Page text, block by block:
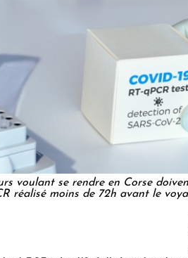
voulant se rendre en Corse
réalisé moins de 72h avant le